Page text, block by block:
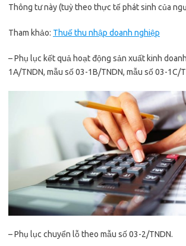
Thông tư này (tuỳ theo thực tế phát sinh của
Tham khảo: Thuế thu nhập doanh nghiệp
– Phụ lục kết quả hoạt động sản xuất kinh
1A/TNDN, mẫu số 03-1B/TNDN, mẫu số 03-1C/
– Phụ lục chuyển lỗ theo mẫu số 03-2/TNDN.